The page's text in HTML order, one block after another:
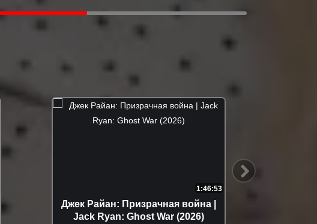
1:46:53
Джек Райан: Призрачная война |
Jack Ryan: Ghost War (2026)